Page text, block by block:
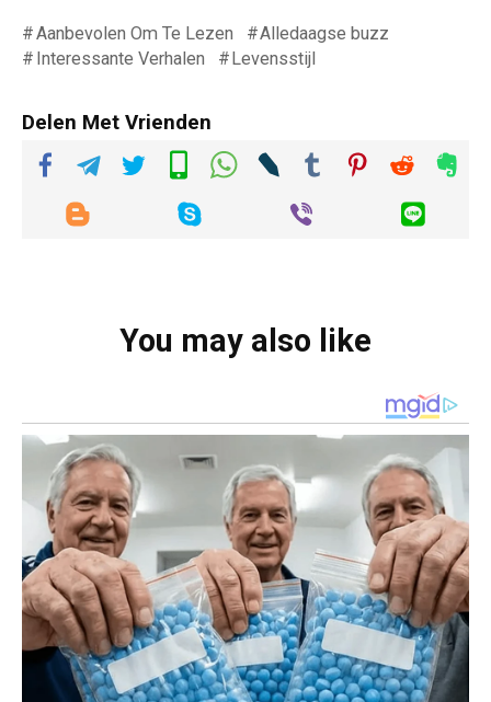
Aanbevolen Om Te Lezen
Alledaagse buzz
Interessante Verhalen
Levensstijl
Delen Met Vrienden
You may also like